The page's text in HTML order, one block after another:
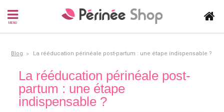
MENU
Blog La rééducation périnéale post-partum : une étape indispensable ?
La rééducation périnéale post-
partum : une étape
indispensable ?